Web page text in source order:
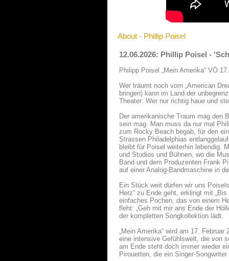
About - Phillip Poisel
12.06.2026: Phillip Poisel -
Philipp Poisel „Mein Amerika“ VÖ
Wer träumt noch vom „American
bringen) kann im Land der
Theater: Wer nur richtig haue und
Der amerikanische Traum mag den
sein mag. Man muss da nur mal
zum Rocky Beach begab, für den
Strassen Philadelphias
bleibt für Poisel weiterhin lebendig.
und Studios und Bühnen, wo die
Band und dem Produzenten Frank
auf einer Analog-Bandmaschine in
Ein Stück weit dürfen wir uns
Herz“ zu Ende geht, erklingt mit
einfaches Pochen, das von einem
fleht: „Geh mit mir ans Ende der
der kompletten Songkollektion lädt.
„Mein Amerika“ wird am 17.
eine intensive Gefühlswelt, die von
am Ende steht doch immer wieder
Pirouetten, die ein Singer-